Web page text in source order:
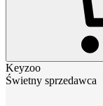
Keyzoo
Świetny sprzedawca